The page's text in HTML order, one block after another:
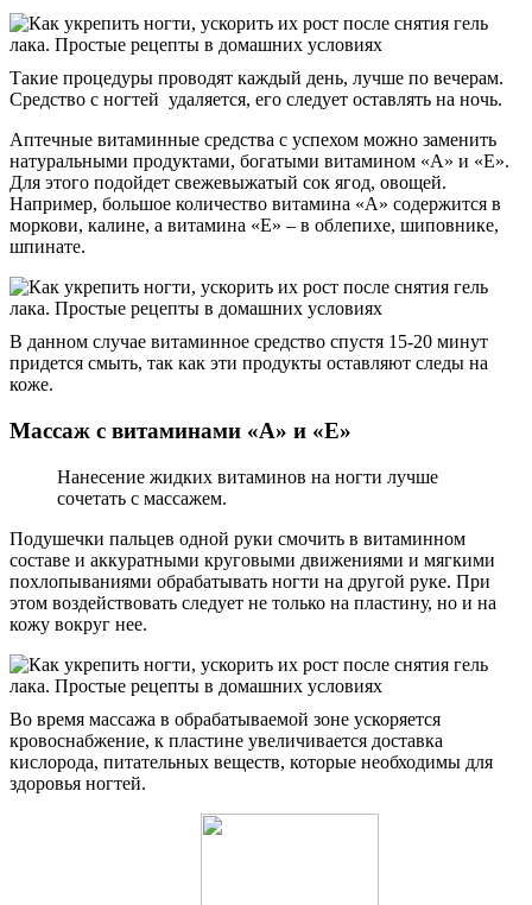
Такие процедуры проводят каждый день, лучше по вечерам.
Средство с ногтей удаляется, его следует оставлять на ночь.
Аптечные витаминные средства с успехом можно заменить
натуральными продуктами, богатыми витамином «А» и «Е».
Для этого подойдет свежевыжатый сок ягод, овощей.
Например, большое количество витамина «А» содержится в
моркови, калине, а витамина «Е» – в облепихе, шиповнике,
шпинате.
В данном случае витаминное средство спустя 15-20 минут
придется смыть, так как эти продукты оставляют следы на
коже.
Массаж с витаминами «А» и «Е»
Нанесение жидких витаминов на ногти лучше
сочетать с массажем.
Подушечки пальцев одной руки смочить в витаминном
составе и аккуратными круговыми движениями и мягкими
похлопываниями обрабатывать ногти на другой руке. При
этом воздействовать следует не только на пластину, но и на
кожу вокруг нее.
Во время массажа в обрабатываемой зоне ускоряется
кровоснабжение, к пластине увеличивается доставка
кислорода, питательных веществ, которые необходимы для
здоровья ногтей.